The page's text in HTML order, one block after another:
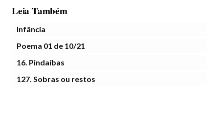
Leia Também
Infância
Poema 01 de 10/21
16. Pindaíbas
127. Sobras ou restos